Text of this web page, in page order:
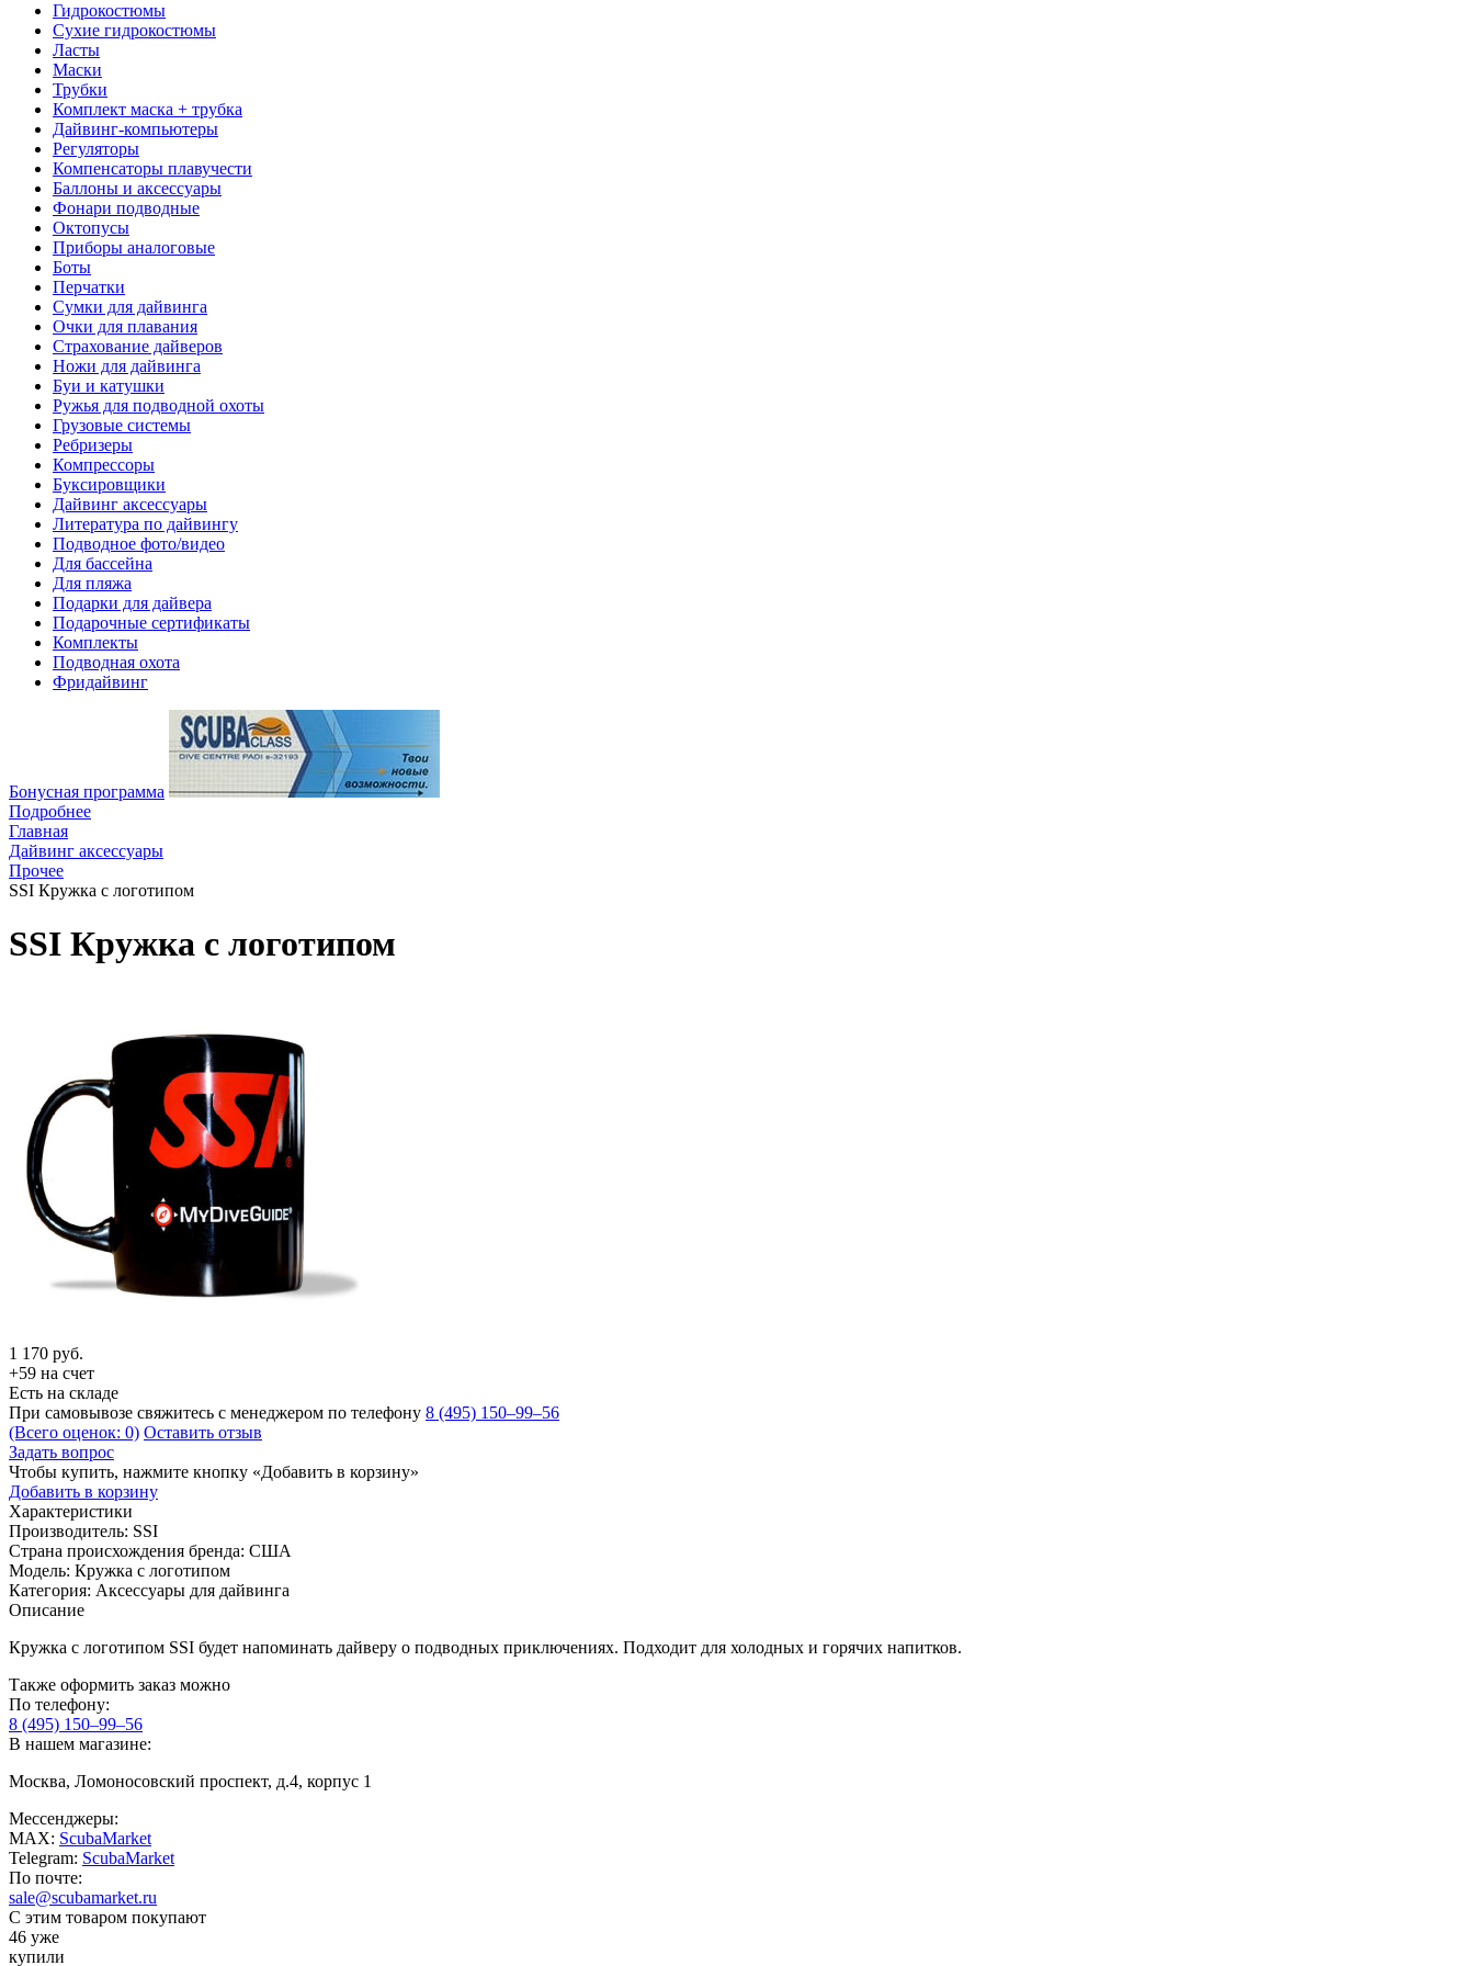
Гидрокостюмы
Сухие гидрокостюмы
Ласты
Маски
Трубки
Комплект маска + трубка
Дайвинг-компьютеры
Регуляторы
Компенсаторы плавучести
Баллоны и аксессуары
Фонари подводные
Октопусы
Приборы аналоговые
Боты
Перчатки
Сумки для дайвинга
Очки для плавания
Страхование дайверов
Ножи для дайвинга
Буи и катушки
Ружья для подводной охоты
Грузовые системы
Ребризеры
Компрессоры
Буксировщики
Дайвинг аксессуары
Литература по дайвингу
Подводное фото/видео
Для бассейна
Для пляжа
Подарки для дайвера
Подарочные сертификаты
Комплекты
Подводная охота
Фридайвинг
Бонусная программа
Подробнее
Главная
Дайвинг аксессуары
Прочее
SSI Кружка с логотипом
SSI Кружка с логотипом
1 170 руб.
+59 на счет
Есть на складе
При самовывозе свяжитесь с менеджером по телефону 8 (495) 150–99–56
(Всего оценок: 0) Оставить отзыв
Задать вопрос
Чтобы купить, нажмите кнопку «Добавить в корзину»
Добавить в корзину
Характеристики
Производитель: SSI
Страна происхождения бренда: США
Модель: Кружка с логотипом
Категория: Аксессуары для дайвинга
Описание
Кружка с логотипом SSI будет напоминать дайверу о подводных приключениях. Подходит для холодных и горячих напитков.
Также оформить заказ можно
По телефону:
8 (495) 150–99–56
В нашем магазине:
Москва, Ломоносовский проспект, д.4, корпус 1
Мессенджеры:
MAX: ScubaMarket
Telegram: ScubaMarket
По почте:
sale@scubamarket.ru
С этим товаром покупают
46 уже
купили